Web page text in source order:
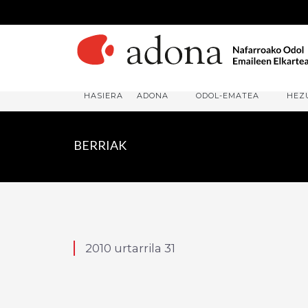
HASIERA ADONA ODOL-EMATEA
BERRIAK
2010 urtarrila 31